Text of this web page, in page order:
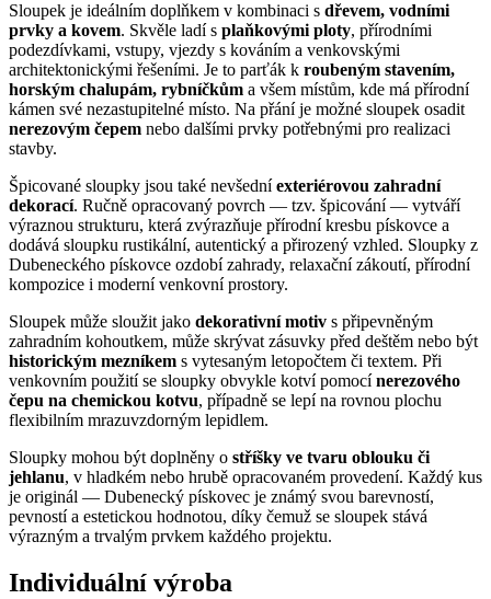
Sloupek je ideálním doplňkem v kombinaci s dřevem, vodními
prvky a kovem. Skvěle ladí s plaňkovými ploty, přírodními
podezdívkami, vstupy, vjezdy s kováním a venkovskými
architektonickými řešeními. Je to parťák k roubeným stavením,
horským chalupám, rybníčkům a všem místům, kde má přírodní
kámen své nezastupitelné místo. Na přání je možné sloupek osadit
nerezovým čepem nebo dalšími prvky potřebnými pro realizaci
stavby.
Špicované sloupky jsou také nevšedníexteriérovou zahradní
dekorací. Ručně opracovaný povrch — tzv. špicování — vytváří
výraznou strukturu, která zvýrazňuje přírodní kresbu pískovce a
dodává sloupku rustikální, autentický a přirozený vzhled. Sloupky z
Dubeneckého pískovce ozdobí zahrady, relaxační zákoutí, přírodní
kompozice i moderní venkovní prostory.
Sloupek může sloužit jako dekorativní motiv s připevněným
zahradním kohoutkem, může skrývat zásuvky před deštěm nebo být
historickým mezníkem s vytesaným letopočtem či textem. Při
venkovním použití se sloupky obvykle kotví pomocínerezového
čepu na chemickou kotvu, případně se lepí na rovnou plochu
flexibilním mrazuvzdorným lepidlem.
Sloupky mohou být doplněny o stříšky ve tvaru oblouku či
jehlanu, v hladkém nebo hrubě opracovaném provedení. Každý kus
je originál — Dubenecký pískovec je známý svou barevností,
pevností a estetickou hodnotou, díky čemuž se sloupek stává
výrazným a trvalým prvkem každého projektu.
Individuální výroba